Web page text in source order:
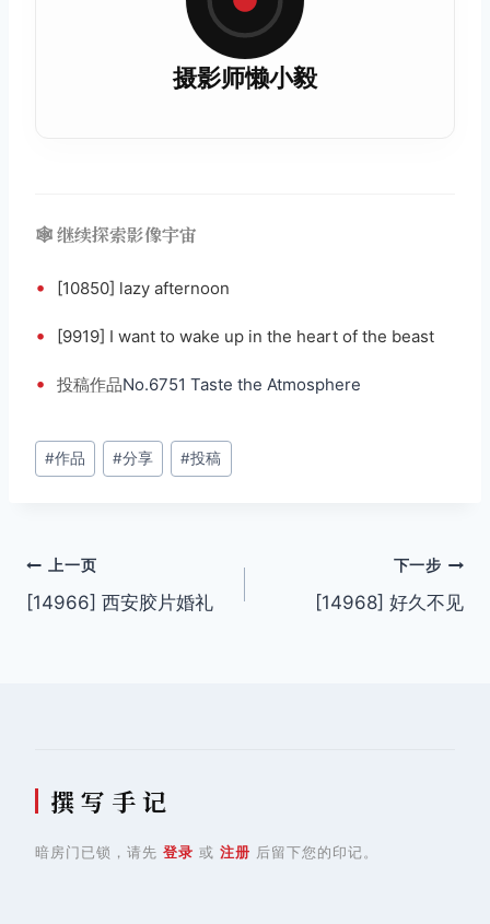
摄影师懒小毅
🕸️ 继续探索影像宇宙
• [10850] lazy afternoon
• [9919] I want to wake up in the heart of the beast
• 投稿作品No.6751 Taste the Atmosphere
文
章
#作品 #分享 #投稿
文
章
上一页
[14966] 西安胶片婚礼
下一步
[14968] 好久不见
撰 写 手 记
暗房门已锁，请先 登录 或 注册 后留下您的印记。